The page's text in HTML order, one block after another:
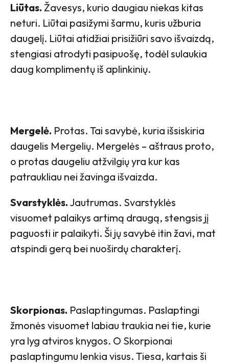
Liūtas. Žavesys, kurio daugiau niekas kitas
neturi. Liūtai pasižymi šarmu, kuris užburia
daugelį. Liūtai atidžiai prisižiūri savo išvaizdą,
stengiasi atrodyti pasipuošę, todėl sulaukia
daug komplimentų iš aplinkinių.
Mergelė. Protas. Tai savybė, kuria išsiskiria
daugelis Mergelių. Mergelės – aštraus proto,
o protas daugeliu atžvilgių yra kur kas
patraukliau nei žavinga išvaizda.
Svarstyklės. Jautrumas. Svarstyklės
visuomet palaikys artimą draugą, stengsis jį
paguosti ir palaikyti. Ši jų savybė itin žavi, mat
atspindi gerą bei nuoširdų charakterį.
Skorpionas. Paslaptingumas. Paslaptingi
žmonės visuomet labiau traukia nei tie, kurie
yra lyg atviros knygos. O Skorpionai
paslaptingumu lenkia visus. Tiesa, kartais ši